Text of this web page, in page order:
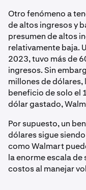
Otro fenómeno a
de altos ingresos y
presumen de altos
relativamente baja.
2023, tuvo más de
ingresos. Sin
millones de dólares,
beneficio de solo el
dólar gastado,
Por supuesto, un
dólares sigue
como Walmart
la enorme escala
costos al manejar